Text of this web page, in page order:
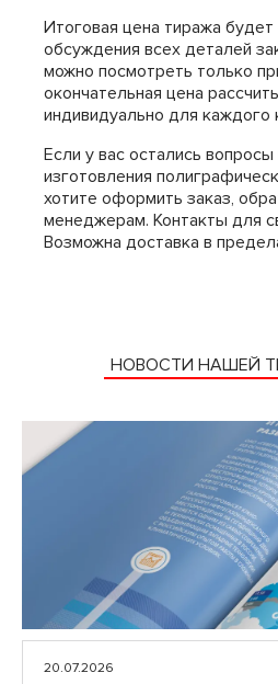
Итоговая цена тиража будет
обсуждения всех деталей
можно посмотреть только
окончательная цена
индивидуально для каждого
Если у вас остались
изготовления
хотите оформить заказ,
менеджерам. Контакты для
Возможна доставка в
НОВОСТИ НАШЕЙ
20.07.2026